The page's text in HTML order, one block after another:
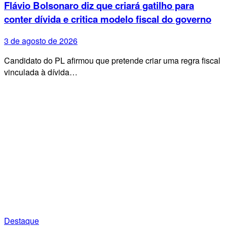
Flávio Bolsonaro diz que criará gatilho para
conter dívida e critica modelo fiscal do governo
3 de agosto de 2026
Candidato do PL afirmou que pretende criar uma regra fiscal
vinculada à dívida…
Destaque